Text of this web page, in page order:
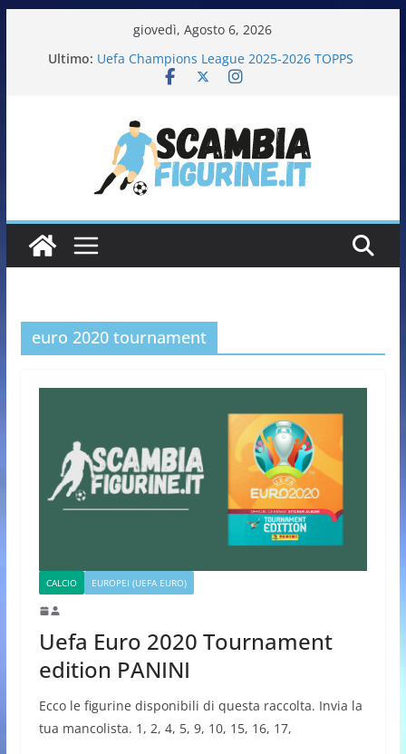
giovedì, Agosto 6, 2026
Ultimo: Uefa Champions League 2025-2026 TOPPS
Fifa World Cup 2026 PANINI
Calciatori Serie B BKT 2025-2026 PANINI
euro 2020 tournament
CALCIO EUROPEI (UEFA EURO)
Uefa Euro 2020 Tournament
edition PANINI
Ecco le figurine disponibili di questa raccolta. Invia la
tua mancolista. 1, 2, 4, 5, 9, 10, 15, 16, 17,